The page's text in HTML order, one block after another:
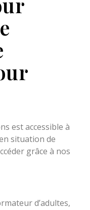
est accessible à
situation de
grâce à nos
d’adultes,